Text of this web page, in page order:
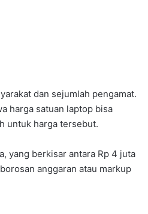
dan sejumlah pengamat.
harga satuan laptop bisa
untuk harga tersebut.
yang berkisar antara Rp 4 juta
anggaran atau markup